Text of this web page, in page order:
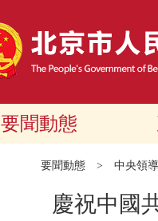
要聞動態
要聞動態 > 中央領
慶祝中國